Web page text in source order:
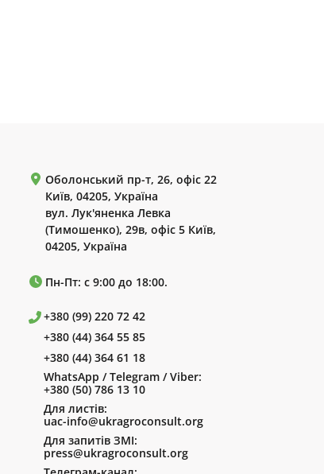
Оболонський пр-т, 26, офіс 22
Київ, 04205, Україна
вул. Лук'яненка Левка
(Тимошенко), 29в, офіс 5 Київ,
04205, Україна
Пн-Пт: с 9:00 до 18:00.
+380 (99) 220 72 42
+380 (44) 364 55 85
+380 (44) 364 61 18
WhatsApp / Telegram / Viber:
+380 (50) 786 13 10
Для листів:
uac-info@ukragroconsult.org
Для запитів ЗМІ:
press@ukragroconsult.org